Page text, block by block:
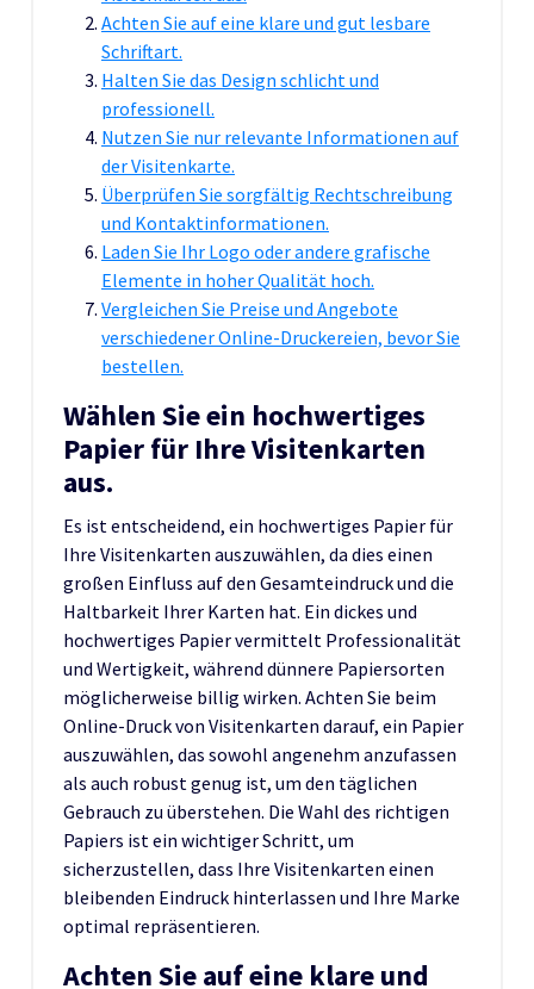
Achten Sie auf eine klare und gut lesbare
Schriftart.
Halten Sie das Design schlicht und
professionell.
Nutzen Sie nur relevante Informationen auf
der Visitenkarte.
Überprüfen Sie sorgfältig Rechtschreibung
und Kontaktinformationen.
Laden Sie Ihr Logo oder andere grafische
Elemente in hoher Qualität hoch.
Vergleichen Sie Preise und Angebote
verschiedener Online-Druckereien, bevor Sie
bestellen.
Wählen Sie ein hochwertiges
Papier für Ihre Visitenkarten
aus.
Es ist entscheidend, ein hochwertiges Papier für
Ihre Visitenkarten auszuwählen, da dies einen
großen Einfluss auf den Gesamteindruck und die
Haltbarkeit Ihrer Karten hat. Ein dickes und
hochwertiges Papier vermittelt Professionalität
und Wertigkeit, während dünnere Papiersorten
möglicherweise billig wirken. Achten Sie beim
Online-Druck von Visitenkarten darauf, ein Papier
auszuwählen, das sowohl angenehm anzufassen
als auch robust genug ist, um den täglichen
Gebrauch zu überstehen. Die Wahl des richtigen
Papiers ist ein wichtiger Schritt, um
sicherzustellen, dass Ihre Visitenkarten einen
bleibenden Eindruck hinterlassen und Ihre Marke
optimal repräsentieren.
Achten Sie auf eine klare und